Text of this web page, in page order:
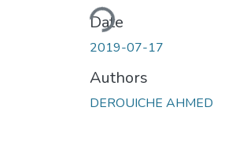
Date
2019-07-17
Authors
DEROUICHE AHMED